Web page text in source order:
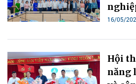
16/05/
Hội
năng